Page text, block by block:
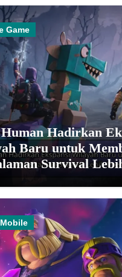
Game
Human Hadirkan
Baru untuk
Survival